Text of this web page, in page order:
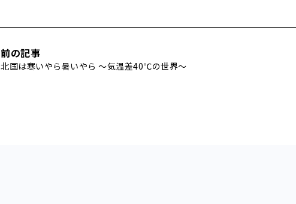
前の記事
北国は寒いやら暑いやら 〜気温差40℃の世界〜